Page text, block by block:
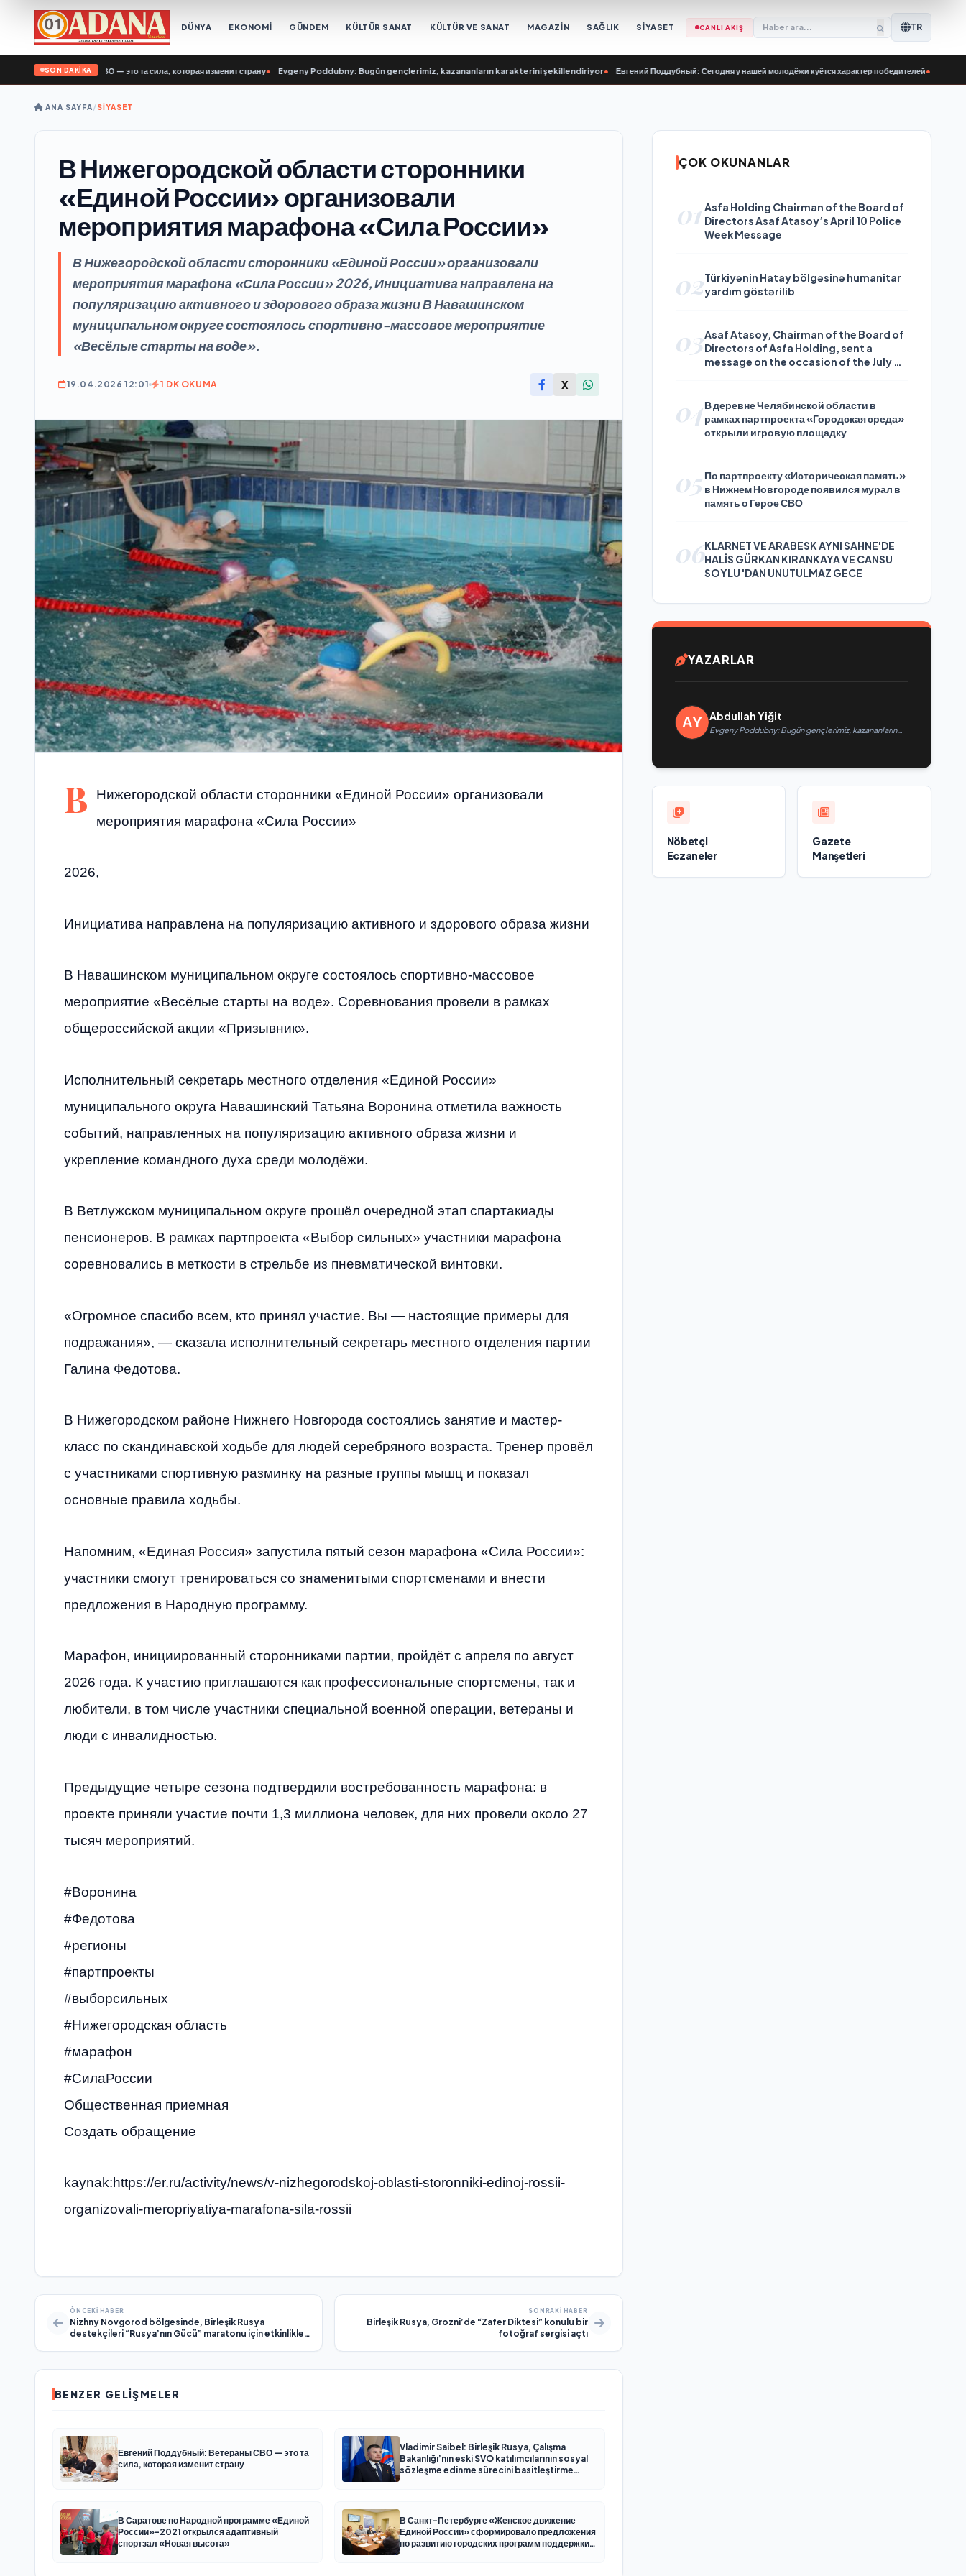
DÜNYA EKONOMİ GÜNDEM KÜLTÜR SANAT KÜLTÜR VE SANAT MAGAZİN SAĞLIK SİYASET CANLI AKIŞ TR
SON DAKİKA
Ветераны СВО — это та сила, которая изменит страну• Evgeny Poddubny: Bugün gençlerimiz, kazananların karakterini şekillendiriyor• Евгений Поддубный: Сегодня у нашей молодёжи куётся характер победителей• Владимир
ANA SAYFA/SİYASET
В Нижегородской области сторонники
«Единой России» организовали
мероприятия марафона «Сила России»
В Нижегородской области сторонники «Единой России» организовали
мероприятия марафона «Сила России» 2026, Инициатива направлена на
популяризацию активного и здорового образа жизни В Навашинском
муниципальном округе состоялось спортивно-массовое мероприятие
«Весёлые старты на воде».
19.04.2026 12:01 1 DK OKUMA X
В
Нижегородской области сторонники «Единой России» организовали
мероприятия марафона «Сила России»
2026,
Инициатива направлена на популяризацию активного и здорового образа жизни
В Навашинском муниципальном округе состоялось спортивно-массовое
мероприятие «Весёлые старты на воде». Соревнования провели в рамках
общероссийской акции «Призывник».
Исполнительный секретарь местного отделения «Единой России»
муниципального округа Навашинский Татьяна Воронина отметила важность
событий, направленных на популяризацию активного образа жизни и
укрепление командного духа среди молодёжи.
В Ветлужском муниципальном округе прошёл очередной этап спартакиады
пенсионеров. В рамках партпроекта «Выбор сильных» участники марафона
соревновались в меткости в стрельбе из пневматической винтовки.
«Огромное спасибо всем, кто принял участие. Вы — настоящие примеры для
подражания», — сказала исполнительный секретарь местного отделения партии
Галина Федотова.
В Нижегородском районе Нижнего Новгорода состоялись занятие и мастер-
класс по скандинавской ходьбе для людей серебряного возраста. Тренер провёл
с участниками спортивную разминку на разные группы мышц и показал
основные правила ходьбы.
Напомним, «Единая Россия» запустила пятый сезон марафона «Сила России»:
участники смогут тренироваться со знаменитыми спортсменами и внести
предложения в Народную программу.
Марафон, инициированный сторонниками партии, пройдёт с апреля по август
2026 года. К участию приглашаются как профессиональные спортсмены, так и
любители, в том числе участники специальной военной операции, ветераны и
люди с инвалидностью.
Предыдущие четыре сезона подтвердили востребованность марафона: в
проекте приняли участие почти 1,3 миллиона человек, для них провели около 27
тысяч мероприятий.
#Воронина
#Федотова
#регионы
#партпроекты
#выборсильных
#Нижегородская область
#марафон
#СилаРоссии
Общественная приемная
Создать обращение
kaynak:https://er.ru/activity/news/v-nizhegorodskoj-oblasti-storonniki-edinoj-rossii-
organizovali-meropriyatiya-marafona-sila-rossii
ÖNCEKI HABER
Nizhny Novgorod bölgesinde, Birleşik Rusya
destekçileri “Rusya’nın Gücü” maratonu için etkinlikler
SONRAKI HABER
Birleşik Rusya, Grozni’de “Zafer Diktesi” konulu bir
fotoğraf sergisi açtı
BENZER GELIŞMELER
Евгений Поддубный: Ветераны СВО — это та
сила, которая изменит страну
Vladimir Saibel: Birleşik Rusya, Çalışma
Bakanlığı’nın eski SVO katılımcılarının sosyal
sözleşme edinme sürecini basitleştirme
В Саратове по Народной программе «Единой
России»-2021 открылся адаптивный
спортзал «Новая высота»
В Санкт-Петербурге «Женское движение
Единой России» сформировало предложения
по развитию городских программ поддержки
ÇOK OKUNANLAR
01 Asfa Holding Chairman of the Board of
Directors Asaf Atasoy’s April 10 Police
Week Message
02Türkiyənin Hatay bölgəsinə humanitar
yardım göstərilib
03Asaf Atasoy, Chairman of the Board of
Directors of Asfa Holding, sent a
message on the occasion of the July 24
04В деревне Челябинской области в
рамках партпроекта «Городская среда»
открыли игровую площадку
05 По партпроекту «Историческая память»
в Нижнем Новгороде появился мурал в
память о Герое СВО
06KLARNET VE ARABESK AYNI SAHNE'DE
HALİS GÜRKAN KIRANKAYA VE CANSU
SOYLU 'DAN UNUTULMAZ GECE
YAZARLAR
Abdullah Yiğit
Evgeny Poddubny: Bugün gençlerimiz, kazananların
Nöbetçi
Eczaneler
Gazete
Manşetleri